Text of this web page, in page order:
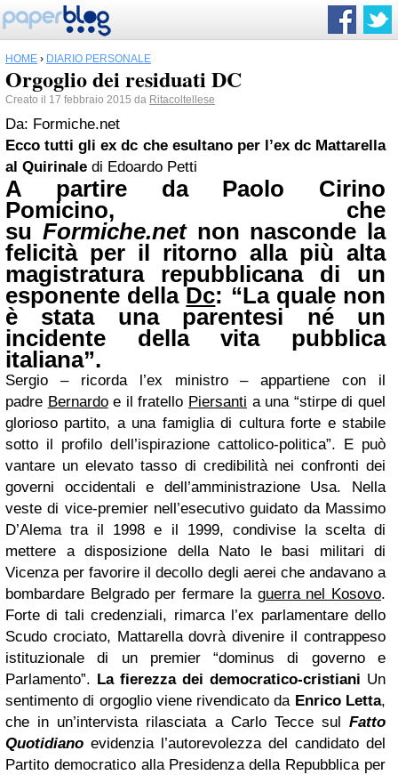
HOME › DIARIO PERSONALE
Orgoglio dei residuati DC
Creato il 17 febbraio 2015 da Ritacoltellese
Da: Formiche.net
Ecco tutti gli ex dc che esultano per l’ex dc Mattarella
al Quirinale di Edoardo Petti
A partire da Paolo Cirino
Pomicino, che
su Formiche.net non nasconde la
felicità per il ritorno alla più alta
magistratura repubblicana di un
esponente della Dc: “La quale non
è stata una parentesi né un
incidente della vita pubblica
italiana”.
Sergio – ricorda l’ex ministro – appartiene con il
padre Bernardoe il fratello Piersanti a una “stirpe di quel
glorioso partito, a una famiglia di cultura forte e stabile
sotto il profilo dell’ispirazione cattolico-politica”. E può
vantare un elevato tasso di credibilità nei confronti dei
governi occidentali e dell’amministrazione Usa. Nella
veste di vice-premier nell’esecutivo guidato da Massimo
D’Alema tra il 1998 e il 1999, condivise la scelta di
mettere a disposizione della Nato le basi militari di
Vicenza per favorire il decollo degli aerei che andavano a
bombardare Belgrado per fermare la guerra nel Kosovo.
Forte di tali credenziali, rimarca l’ex parlamentare dello
Scudo crociato, Mattarella dovrà divenire il contrappeso
istituzionale di un premier “dominus di governo e
Parlamento”. La fierezza dei democratico-cristiani Un
sentimento di orgoglio viene rivendicato da Enrico Letta,
che in un’intervista rilasciata a Carlo Tecce sul Fatto
Quotidiano evidenzia l’autorevolezza del candidato del
Partito democratico alla Presidenza della Repubblica per